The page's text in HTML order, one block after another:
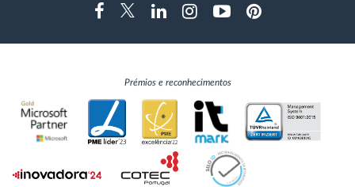
FacebookTwitterLinkedinInstragramYoutubePinterest
Prémios e reconhecimentos